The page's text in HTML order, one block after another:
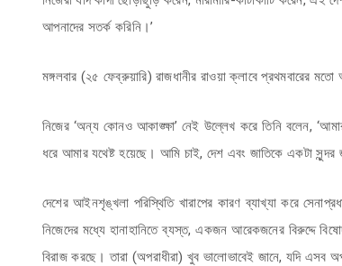
আপনাদের সতর্ক করিনি।’
মঙ্গলবার (২৫ ফেব্রুয়ারি) রাজধানীর রাওয়া ক্লাবে প্রথমবারের
নিজের ‘অন্য কোনও আকাঙ্ক্ষা’ নেই উল্লেখ করে তিনি বলেন,
ধরে আমার যথেষ্ট হয়েছে। আমি চাই, দেশ এবং জাতিকে একটা সুন্দর
দেশের আইনশৃঙ্খলা পরিস্থিতি খারাপের কারণ ব্যাখ্যা করে
নিজেদের মধ্যে হানাহানিতে ব্যস্ত, একজন আরেকজনের বিরুদ্দে
বিরাজ করছে। তারা (অপরাধীরা) খুব ভালোভাবেই জানে, যদি এসব